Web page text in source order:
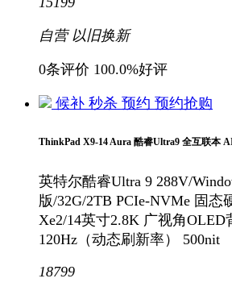
自营 以旧换新
0条评价 100.0%好评
候补 秒杀 预约 预约抢购
ThinkPad X9-14 Aura 酷睿Ultra9 全互联本
英特尔酷睿Ultra 9 288V/
版/32G/2TB PCIe-NVMe 固态
Xe2/14英寸2.8K 广视角
120Hz（动态刷新率） 500nit
18799